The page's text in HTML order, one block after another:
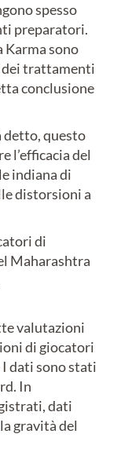
spesso
preparatori.
Karma sono
dei trattamenti
conclusione
detto, questo
l’efficacia del
indiana di
distorsioni a
di
Maharashtra
valutazioni
di giocatori
dati sono stati
In
dati
gravità del